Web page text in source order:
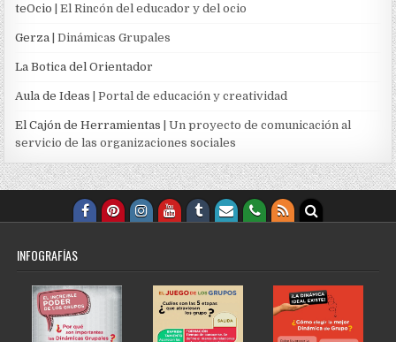
teOcio | El Rincón del educador y del ocio
Gerza | Dinámicas Grupales
La Botica del Orientador
Aula de Ideas | Portal de educación y creatividad
El Cajón de Herramientas | Un proyecto de comunicación al
servicio de las organizaciones sociales
INFOGRAFÍAS